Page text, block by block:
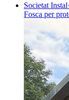
Societat
Fosca per